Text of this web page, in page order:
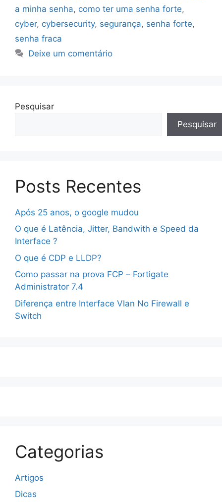
a minha senha, como ter uma senha forte,
cyber, cybersecurity, segurança, senha forte,
senha fraca
Deixe um comentário
Pesquisar
Pesquisar
Posts Recentes
Após 25 anos, o google mudou
O que é Latência, Jitter, Bandwith e Speed da
Interface ?
O que é CDP e LLDP?
Como passar na prova FCP – Fortigate
Administrator 7.4
Diferença entre Interface Vlan No Firewall e
Switch
Categorias
Artigos
Dicas